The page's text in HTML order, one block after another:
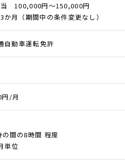
100,000円～150,000円
月（期間中の条件変更なし）
自動車運転免許
/月
間の8時間 程度
単位